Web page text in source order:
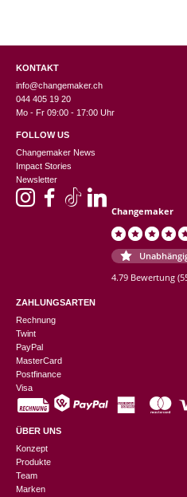
KONTAKT
info@changemaker.ch
044 405 19 20
Mo - Fr 09:00 - 17:00 Uhr
FOLLOW US
Changemaker News
Impact Stories
Newsletter
Changemaker
4.79 Bewertung
ZAHLUNGSARTEN
Rechnung
Twint
PayPal
MasterCard
Postfinance
Visa
ÜBER UNS
Konzept
Produkte
Team
Marken